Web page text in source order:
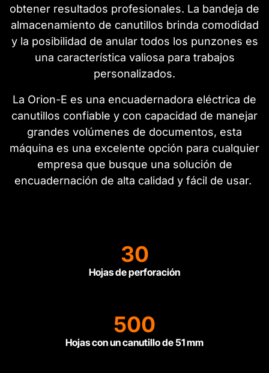
obtener resultados profesionales. La bandeja de
almacenamiento de canutillos brinda comodidad
y la posibilidad de anular todos los punzones es
una característica valiosa para trabajos
personalizados.
La Orion-E es una encuadernadora eléctrica de
canutillos confiable y con capacidad de manejar
grandes volúmenes de documentos, esta
máquina es una excelente opción para cualquier
empresa que busque una solución de
encuadernación de alta calidad y fácil de usar.
30
Hojas de perforación
500
Hojas con un canutillo de 51 mm